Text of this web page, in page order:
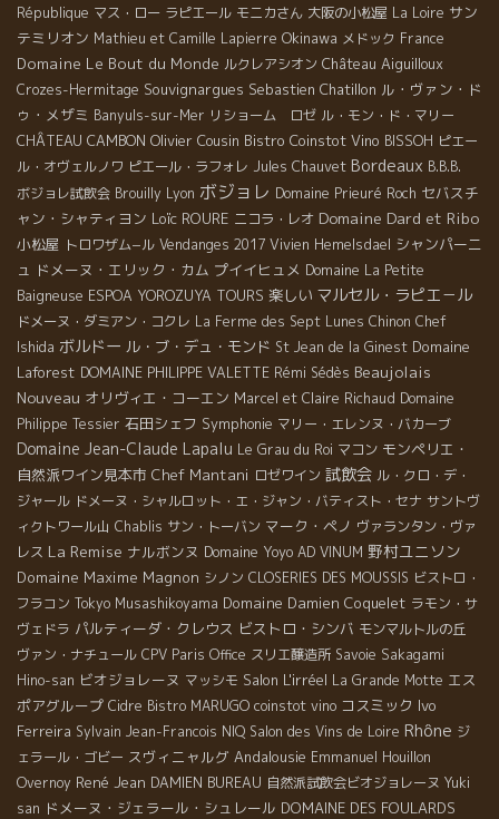
République マス・ロー ラピエール モニカさん 大阪の小松屋 La Loire サン
テミリオン Mathieu et Camille Lapierre Okinawa メドック France
Domaine Le Bout du Monde ルクレアシオン Château Aiguilloux
Crozes-Hermitage Souvignargues Sebastien Chatillon ル・ヴァン・ド
ゥ・メザミ Banyuls-sur-Mer リショーム ロゼ ル・モン・ド・マリー
CHÂTEAU CAMBON Olivier Cousin Bistro Coinstot Vino BISSOH ピエー
ル・オヴェルノワ ピエール・ラフォレ Jules Chauvet Bordeaux B.B.B.
ボジョレ試飲会 Brouilly Lyon ボジョレ Domaine Prieuré Roch セバスチ
ャン・シャティヨン Loïc ROURE ニコラ・レオ Domaine Dard et Ribo
小松屋 トロワザム−ル Vendanges 2017 Vivien Hemelsdael シャンパーニ
ュ ドメーヌ・エリック・カム プイイヒュメ Domaine La Petite
Baigneuse ESPOA YOROZUYA TOURS 楽しい マルセル・ラピエ－ル
ドメーヌ・ダミアン・コクレ La Ferme des Sept Lunes Chinon Chef
Ishida ボルドー ル・ブ・デュ・モンド St Jean de la Ginest Domaine
Laforest DOMAINE PHILIPPE VALETTE Rémi Sédès Beaujolais
Nouveau オリヴィエ・コーエン Marcel et Claire Richaud Domaine
Philippe Tessier 石田シェフ Symphonie マリー・エレンヌ・バカーブ
Domaine Jean-Claude Lapalu Le Grau du Roi マコン モンペリエ・
自然派ワイン見本市 Chef Mantani ロゼワイン 試飲会 ル・クロ・デ・
ジャール ドメーヌ・シャルロット・エ・ジャン・バティスト・セナ サントヴ
ィクトワール山 Chablis サン・トーバン マーク・ペノ ヴァランタン・ヴァ
レス La Remise ナルボンヌ Domaine Yoyo AD VINUM 野村ユニソン
Domaine Maxime Magnon シノン CLOSERIES DES MOUSSIS ビストロ・
フラコン Tokyo Musashikoyama Domaine Damien Coquelet ラモン・サ
ヴェドラ パルティーダ・クレウス ビストロ・シンバ モンマルトルの丘
ヴァン・ナチュール CPV Paris Office スリエ醸造所 Savoie Sakagami
Hino-san ビオジョレーヌ マッシモ Salon L'irréel La Grande Motte エス
ポアグループ Cidre Bistro MARUGO coinstot vino コスミック Ivo
Ferreira Sylvain Jean-Francois NIQ Salon des Vins de Loire Rhône ジ
ェラール・ゴビー スヴィニャルグ Andalousie Emmanuel Houillon
Overnoy René Jean DAMIEN BUREAU 自然派試飲会ビオジョレーヌ Yuki
san ドメーヌ・ジェラール・シュレール DOMAINE DES FOULARDS